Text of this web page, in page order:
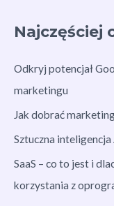
Najczęściej
Odkryj potencjał
marketingu
Jak dobrać
Sztuczna
SaaS – co to jest i
korzystania z